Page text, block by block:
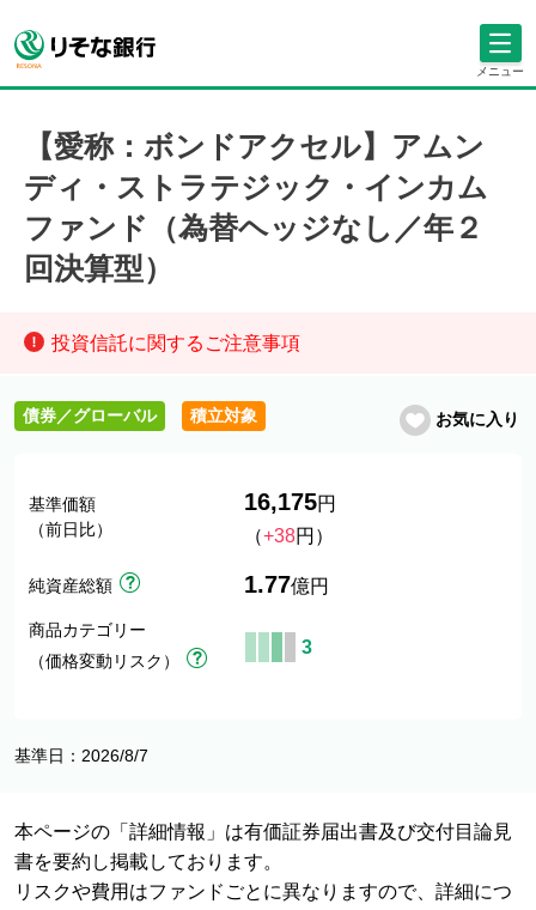
メニュー
【愛称：ボンドアクセル】アムン
ディ・ストラテジック・インカム
ファンド（為替ヘッジなし／年２
回決算型）
投資信託に関するご注意事項
債券／グローバル 積立対象 お気に入り
基準価額
（前日比）
16,175円
（+38円）
純資産総額 1.77億円
商品カテゴリー
（価格変動リスク）
3
基準日：2026/8/7
本ページの「詳細情報」は有価証券届出書及び交付目論見
書を要約し掲載しております。
リスクや費用はファンドごとに異なりますので、詳細につ